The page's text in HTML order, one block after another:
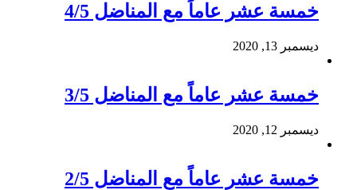
خمسة عشر عاماً مع المناضل 4/5
ديسمبر 13, 2020
خمسة عشر عاماً مع المناضل 3/5
ديسمبر 12, 2020
خمسة عشر عاماً مع المناضل 2/5